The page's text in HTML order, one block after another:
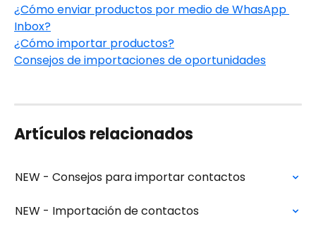
¿Cómo enviar productos por medio de WhasApp
Inbox?
¿Cómo importar productos?
Consejos de importaciones de oportunidades
Artículos relacionados
NEW - Consejos para importar contactos
NEW - Importación de contactos